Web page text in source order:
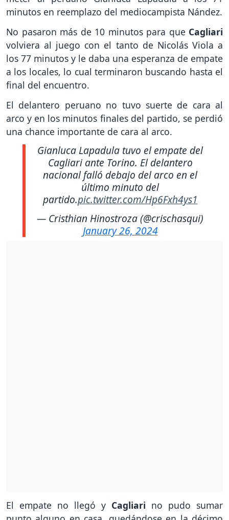
minutos en reemplazo del mediocampista Nández.
No pasaron más de 10 minutos para que Cagliari
volviera al juego con el tanto de Nicolás Viola a
los 77 minutos y le daba una esperanza de empate
a los locales, lo cual terminaron buscando hasta el
final del encuentro.
El delantero peruano no tuvo suerte de cara al
arco y en los minutos finales del partido, se perdió
una chance importante de cara al arco.
Gianluca Lapadula tuvo el empate del
Cagliari ante Torino. El delantero
nacional falló debajo del arco en el
último minuto del
partido.pic.twitter.com/Hp6Fxh4ys1
— Cristhian Hinostroza (@crischasqui)
January 26, 2024
El empate no llegó y Cagliari no pudo sumar